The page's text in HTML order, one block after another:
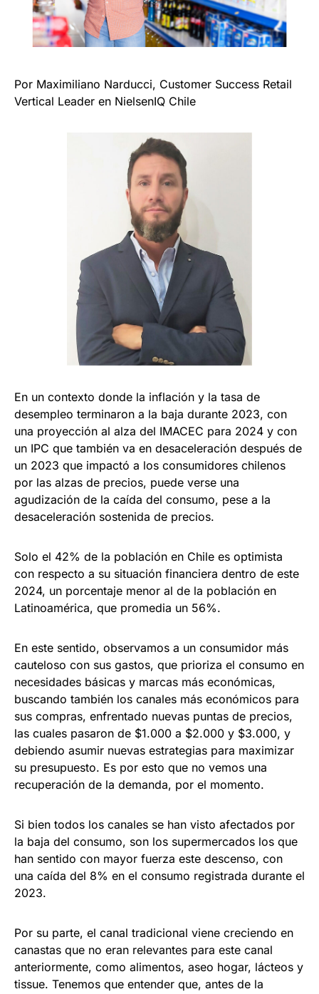
Por Maximiliano Narducci, Customer Success Retail
Vertical Leader en NielsenIQ Chile
En un contexto donde la inflación y la tasa de
desempleo terminaron a la baja durante 2023, con
una proyección al alza del IMACEC para 2024 y con
un IPC que también va en desaceleración después de
un 2023 que impactó a los consumidores chilenos
por las alzas de precios, puede verse una
agudización de la caída del consumo, pese a la
desaceleración sostenida de precios.
Solo el 42% de la población en Chile es optimista
con respecto a su situación financiera dentro de este
2024, un porcentaje menor al de la población en
Latinoamérica, que promedia un 56%.
En este sentido, observamos a un consumidor más
cauteloso con sus gastos, que prioriza el consumo en
necesidades básicas y marcas más económicas,
buscando también los canales más económicos para
sus compras, enfrentado nuevas puntas de precios,
las cuales pasaron de $1.000 a $2.000 y $3.000, y
debiendo asumir nuevas estrategias para maximizar
su presupuesto. Es por esto que no vemos una
recuperación de la demanda, por el momento.
Si bien todos los canales se han visto afectados por
la baja del consumo, son los supermercados los que
han sentido con mayor fuerza este descenso, con
una caída del 8% en el consumo registrada durante el
2023.
Por su parte, el canal tradicional viene creciendo en
canastas que no eran relevantes para este canal
anteriormente, como alimentos, aseo hogar, lácteos y
tissue. Tenemos que entender que, antes de la